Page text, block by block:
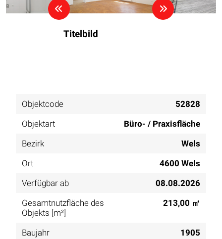
Titelbild
Objektcode
52828
Objektart
Büro- / Praxisfläche
Bezirk
Wels
Ort
4600 Wels
Verfügbar ab
08.08.2026
Gesamtnutzfläche des
Objekts [m²]
213,00 ㎡
Baujahr
1905